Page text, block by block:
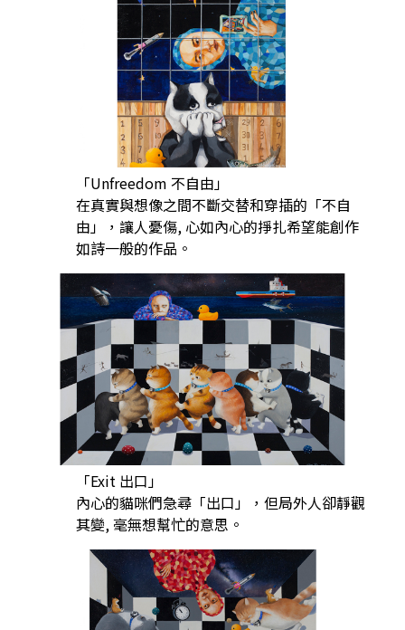
「Unfreedom 不自由」
在真實與想像之間不斷交替和穿插的「不自
由」，讓人憂傷, 心如內心的掙扎希望能創作
如詩一般的作品。
「Exit 出口」
內心的貓咪們急尋「出口」，但局外人卻靜觀
其變, 毫無想幫忙的意思。